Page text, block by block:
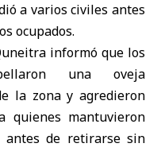
a varios civiles antes
ocupados.
informó que los
una oveja
la zona y agredieron
quienes mantuvieron
antes de retirarse sin